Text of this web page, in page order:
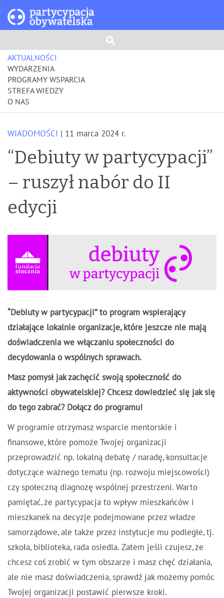
AKTUALNOŚCI
WYDARZENIA
PROGRAMY WSPARCIA
STREFA WIEDZY
O NAS
WIADOMOŚCI | 11 marca 2024 r.
“Debiuty w partycypacji”
– ruszył nabór do II
edycji
“Debiuty w partycypacji” to program wspierający
działające lokalnie organizacje, które jeszcze nie mają
doświadczenia we włączaniu społeczności do
decydowania o wspólnych sprawach.
Masz pomysł jak zachęcić swoją społeczność do
aktywności obywatelskiej? Chcesz dowiedzieć się jak się
do tego zabrać? Dołącz do programu!
W programie otrzymasz wsparcie mentorskie i
finansowe, które pomoże Twojej organizacji
przeprowadzić np. lokalną debatę / naradę, konsultacje
dotyczące ważnego tematu (np. rozwoju miejscowości)
czy społeczną diagnozę wspólnej przestrzeni. Warto
pamiętać, że partycypacja to wpływ mieszkańców i
mieszkanek na decyzje podejmowane przez władze
samorządowe, ale także przez instytucje mu podległe, tj.
szkoła, biblioteka, rada osiedla. Zatem jeśli czujesz, że
chcesz coś zrobić w tym obszarze i masz chęć działania,
ale nie masz doświadczenia, sprawdź jak możemy pomóc
Twojej organizacji postawić pierwsze kroki.